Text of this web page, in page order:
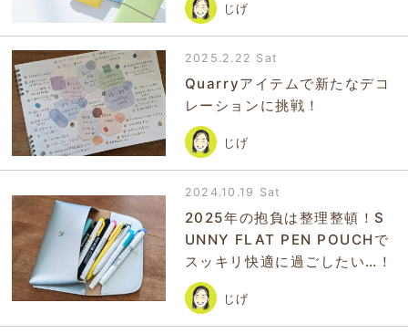
じげ
2025.2.22 Sat
Quarryアイテムで新たなデコ
レーションに挑戦！
じげ
2024.10.19 Sat
2025年の抱負は整理整頓！S
UNNY FLAT PEN POUCHで
スッキリ快適に過ごしたい…！
じげ